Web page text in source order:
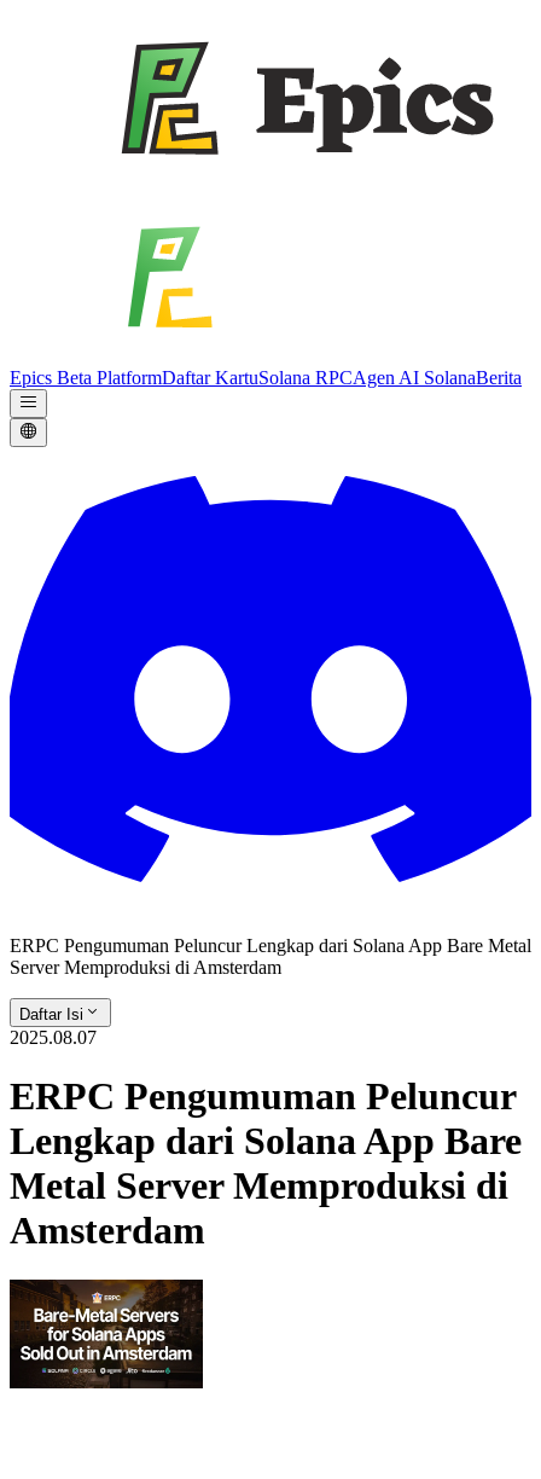
Epics Beta PlatformDaftar KartuSolana RPCAgen AI SolanaBerita
ERPC Pengumuman Peluncur Lengkap dari Solana App Bare Metal
Server Memproduksi di Amsterdam
Daftar Isi
2025.08.07
ERPC Pengumuman Peluncur
Lengkap dari Solana App Bare
Metal Server Memproduksi di
Amsterdam